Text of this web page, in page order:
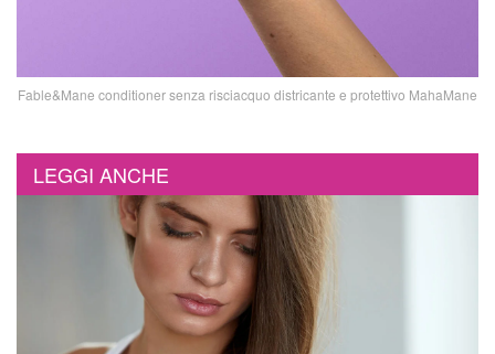
Fable&Mane conditioner senza risciacquo districante e protettivo MahaMane
LEGGI ANCHE